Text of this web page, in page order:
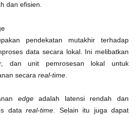
dan efisien.
pendekatan mutakhir terhadap
data secara lokal. Ini melibatkan
dan unit pemrosesan lokal untuk
secara real-time
edgeadalah latensi rendah dan
datareal-time. Selain itu juga dapat